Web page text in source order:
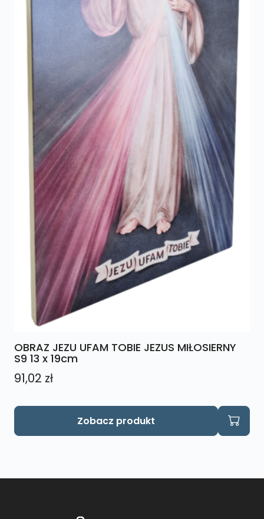
OBRAZ JEZU UFAM TOBIE JEZUS MIŁOSIERNY
S9 13 x 19cm
91,02 zł
Zobacz produkt